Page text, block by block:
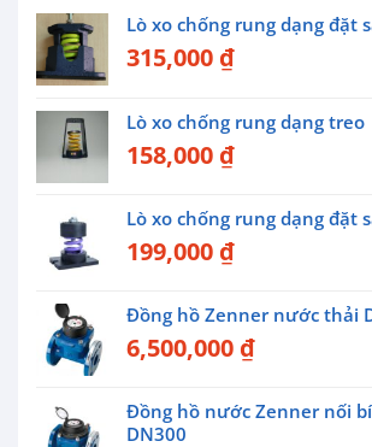
Lò xo chống rung dạng đặt
315,000 ₫
Lò xo chống rung dạng treo
158,000 ₫
Lò xo chống rung dạng đặt
199,000 ₫
Đồng hồ Zenner nước thải
6,500,000 ₫
Đồng hồ nước Zenner nối
DN300